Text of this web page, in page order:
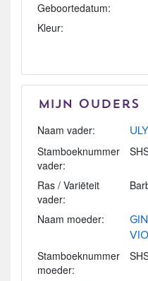
Geboortedatum:
Kleur:
Mijn Ouders
Naam vader:
Stamboeknummer
vader:
Ras / Variëteit
vader:
Naam moeder:
Stamboeknummer
moeder: